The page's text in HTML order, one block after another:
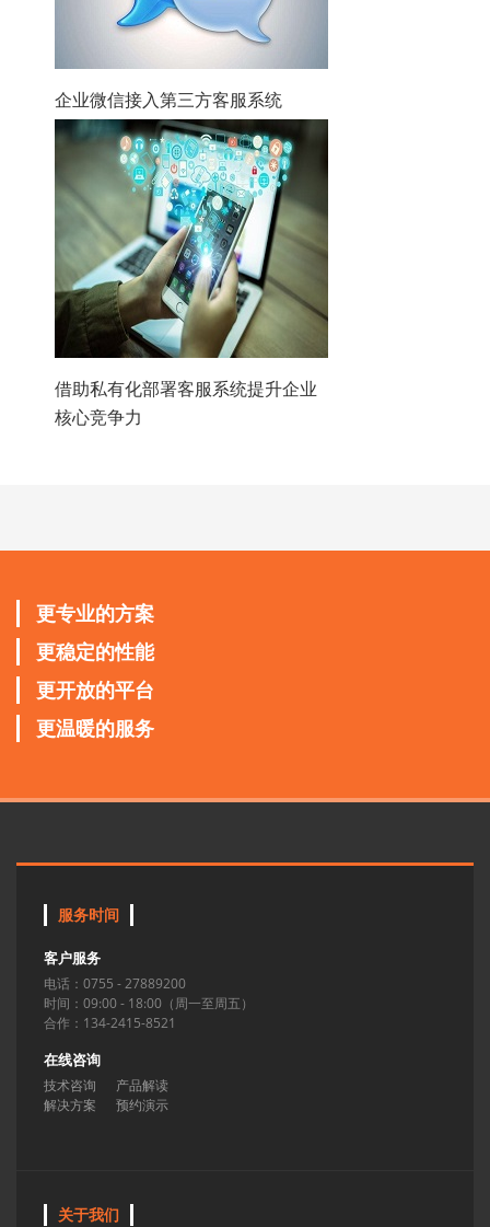
企业微信接入第三方客服系统
借助私有化部署客服系统提升企业
核心竞争力
更专业的方案
更稳定的性能
更开放的平台
更温暖的服务
服务时间
客户服务
电话：0755 - 27889200
时间：09:00 - 18:00（周一至周五）
合作：134-2415-8521
在线咨询
技术咨询
产品解读
解决方案
预约演示
关于我们